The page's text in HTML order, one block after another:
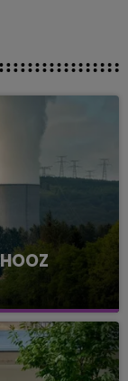
situation
est toujours